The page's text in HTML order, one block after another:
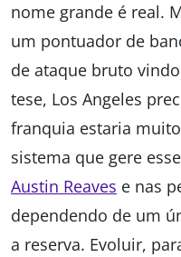
nome grande é real.
um pontuador de
de ataque bruto
tese, Los Angeles
franquia estaria
sistema que gere
Austin Reaves e nas
dependendo de um
a reserva. Evoluir,